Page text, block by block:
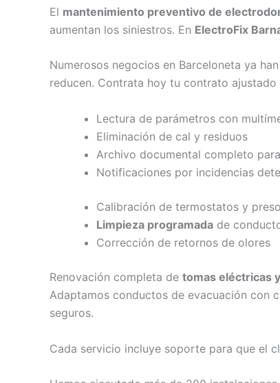
El mantenimiento preventivo de
aumentan los siniestros. En ElectroFix
Numerosos negocios en Barceloneta ya
reducen. Contrata hoy tu contrato ajustado
Lectura de parámetros con
Eliminación de cal y residuos
Archivo documental completo
Notificaciones por incidencias
Calibración de termostatos y
Limpieza programada de
Corrección de retornos de olores
Renovación completa de tomas eléctricas
Adaptamos conductos de evacuación con
seguros.
Cada servicio incluye soporte para que el